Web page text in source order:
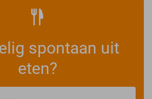
spontaan uit
eten?